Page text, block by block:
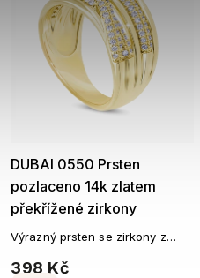
DUBAI 0550 Prsten
pozlaceno 14k zlatem
překřížené zirkony
Ellami
398 Kč
Výrazný prsten se zirkony z